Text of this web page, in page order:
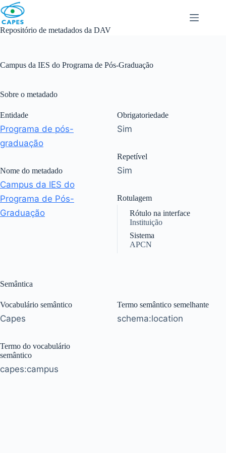
Skip
to
content
Repositório de metadados da DAV
Campus da IES do Programa de Pós-Graduação
Sobre o metadado
Entidade
Programa de pós-
graduação
Nome do metadado
Campus da IES do
Programa de Pós-
Graduação
Obrigatoriedade
Sim
Repetível
Sim
Rotulagem
Rótulo na interface
Instituição
Sistema
APCN
Semântica
Vocabulário semântico
Capes
Termo do vocabulário
semântico
capes:campus
Termo semântico semelhante
schema:location